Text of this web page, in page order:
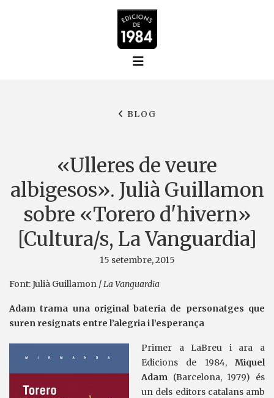
BLOG
«Ulleres de veure
albigesos». Julià Guillamon
sobre «Torero d'hivern»
[Cultura/s, La Vanguardia]
15 setembre, 2015
Font: Julià Guillamon /La Vanguardia
Adam trama una original bateria de personatges que
suren resignats entre l’alegria i l’esperança
Primer a LaBreu i ara a
Edicions de 1984, Miquel
Adam (Barcelona, 1979) és
un dels editors catalans amb